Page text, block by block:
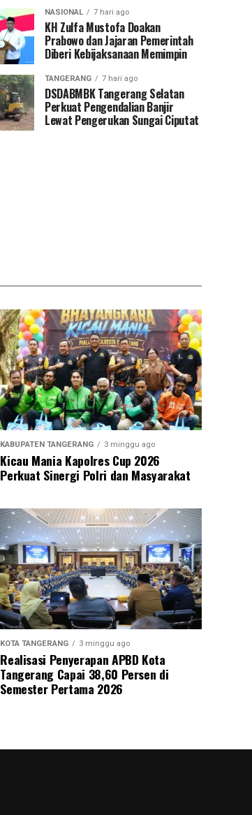
NASIONAL 7 hari ago
KH Zulfa Mustofa Doakan
Prabowo dan Jajaran Pemerintah
Diberi Kebijaksanaan Memimpin
TANGERANG 7 hari ago
DSDABMBK Tangerang Selatan
Perkuat Pengendalian Banjir
Lewat Pengerukan Sungai Ciputat
KABUPATEN TANGERANG 3 minggu ago
Kicau Mania Kapolres Cup 2026
Perkuat Sinergi Polri dan Masyarakat
KOTA TANGERANG 3 minggu ago
Realisasi Penyerapan APBD Kota
Tangerang Capai 38,60 Persen di
Semester Pertama 2026